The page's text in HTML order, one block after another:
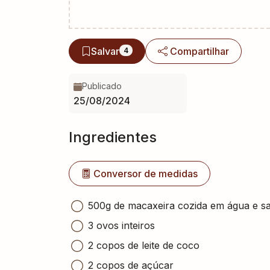
Salvar 4 Compartilhar
Publicado
25/08/2024
Ingredientes
Conversor de medidas
500g de macaxeira cozida em água e
3 ovos inteiros
2 copos de leite de coco
2 copos de açúcar